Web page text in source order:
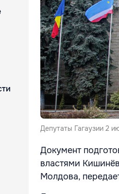
Депутаты Гагаузии 2
Документ
властями
Молдова,